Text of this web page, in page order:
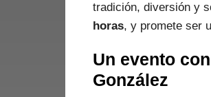
tradición, diversión y
horas, y promete ser
Un evento
González